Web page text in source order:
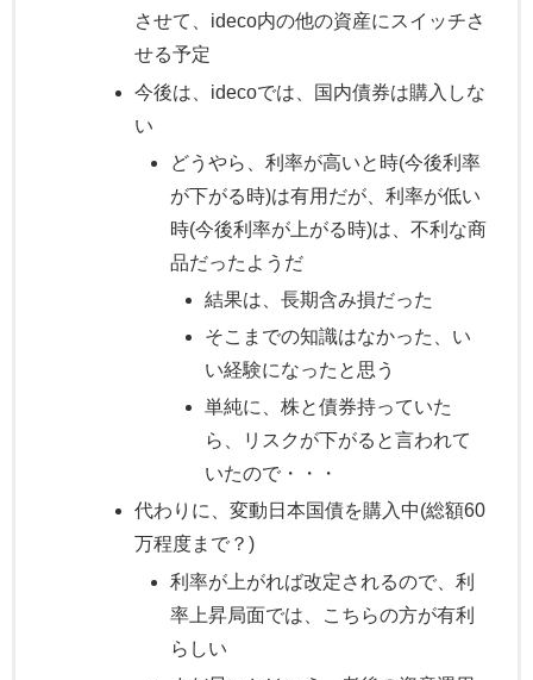
させて、ideco内の他の資産にスイッチさ
せる予定
今後は、idecoでは、国内債券は購入しな
い
どうやら、利率が高いと時(今後利率
が下がる時)は有用だが、利率が低い
時(今後利率が上がる時)は、不利な商
品だったようだ
結果は、長期含み損だった
そこまでの知識はなかった、い
い経験になったと思う
単純に、株と債券持っていた
ら、リスクが下がると言われて
いたので・・・
代わりに、変動日本国債を購入中(総額60
万程度まで？)
利率が上がれば改定されるので、利
率上昇局面では、こちらの方が有利
らしい